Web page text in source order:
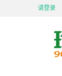
请登录